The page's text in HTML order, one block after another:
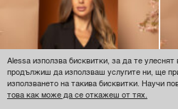
Alessa използва бисквитки, за да те улеснят
продължиш да използваш услугите ни, ще
използването на такива бисквитки. Научи
това как може да се откажеш от тях.